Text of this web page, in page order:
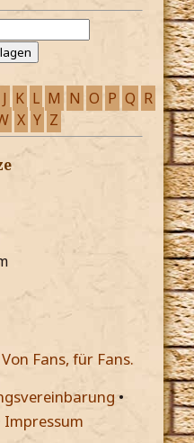
J K L M N O P Q R
X Y Z
Von Fans, für Fans.
•
Impressum